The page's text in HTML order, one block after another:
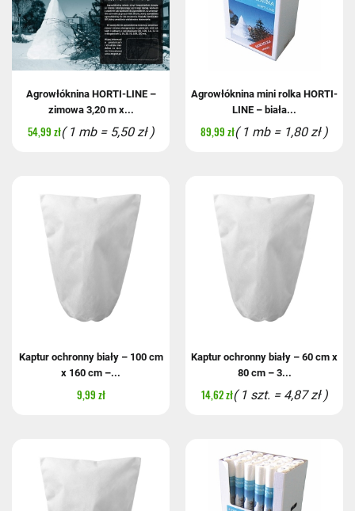
Agrowłóknina HORTI-LINE –
zimowa 3,20 m x...
54,99 zł( 1 mb = 5,50 zł )
Agrowłóknina mini rolka HORTI-
LINE – biała...
89,99 zł( 1 mb = 1,80 zł )
Kaptur ochronny biały – 100 cm
x 160 cm –...
9,99 zł
Kaptur ochronny biały – 60 cm x
80 cm – 3...
14,62 zł( 1 szt. = 4,87 zł )